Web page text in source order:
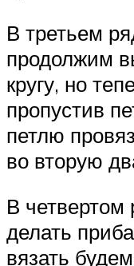
В третьем
продолжим
кругу, но
пропустив
петлю
во вторую
В
делать
вязать